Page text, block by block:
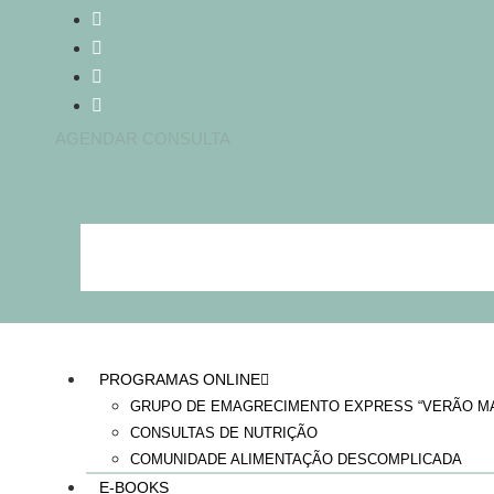
PROGRAMAS ONLINE
GRUPO DE EMAGRECIMENTO EXPRESS “VERÃO
CONSULTAS DE NUTRIÇÃO
COMUNIDADE ALIMENTAÇÃO DESCOMPLICADA
E-BOOKS